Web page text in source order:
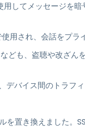
してメッセージを
用され、会話をプラ
ども、盗聴や改ざん
デバイス間のトラフ
置き換えました。